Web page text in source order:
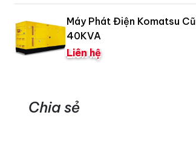
Máy Phát Điện Komatsu Cũ
40KVA
Liên hệ
Chia sẻ